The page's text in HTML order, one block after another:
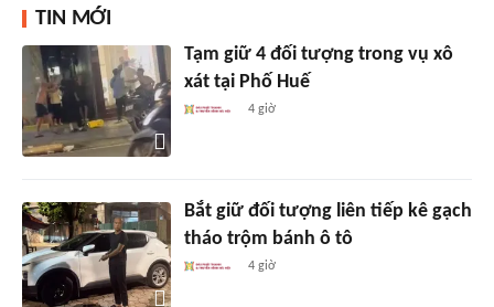
TIN MỚI
Tạm giữ 4 đối tượng trong vụ xô
xát tại Phố Huế
4 giờ
Bắt giữ đối tượng liên tiếp kê gạch
tháo trộm bánh ô tô
4 giờ